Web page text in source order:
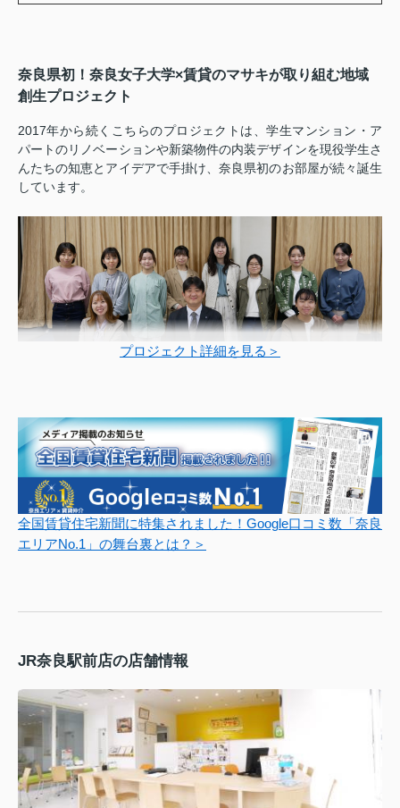
奈良県初！奈良女子大学×賃貸のマサキが取り組む地域
創生プロジェクト
2017年から続くこちらのプロジェクトは、学生マンション・ア
パートのリノベーションや新築物件の内装デザインを現役学生さ
んたちの知恵とアイデアで手掛け、奈良県初のお部屋が続々誕生
しています。
プロジェクト詳細を見る＞
全国賃貸住宅新聞に特集されました！Google口コミ数「奈良
エリアNo.1」の舞台裏とは？＞
JR奈良駅前店の店舗情報